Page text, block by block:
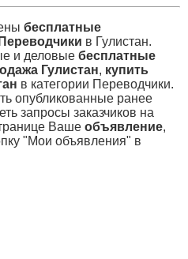
бесплатные
Переводчики в Гулистан.
и деловые бесплатные
Гулистан, купить
в категории Переводчики.
опубликованные ранее
запросы заказчиков на
Ваше объявление,
"Мои объявления" в